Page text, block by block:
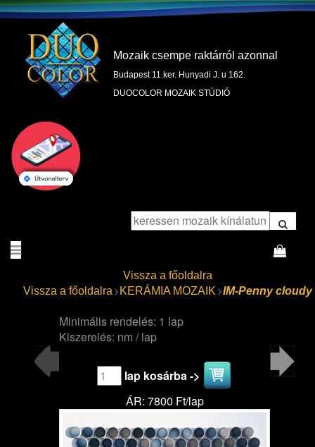
Mozaik csempe raktárról azonnal
Budapest 11.ker. Hunyadi J. u 162.
DUOCOLOR MOZAIK STÚDIÓ
Vissza a főoldalra
Vissza a főoldalra
KERÁMIA MOZAIK IM-Penny cloudy
Minimális rendelés: 1 lap
Kiszerelés: nm / lap
lap kosárba ->
ÁR: 7800 Ft/lap